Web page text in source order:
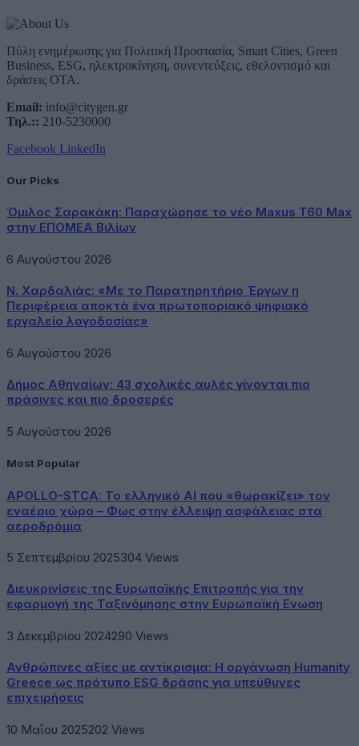
Πύλη ενημέρωσης για Πολιτική Προστασία, Smart Cities, Green
Business, ESG, ηλεκτροκίνηση, συνεντεύξεις, εθελοντισμό και
δράσεις ΟΤΑ.
Email: info@citygen.gr
Τηλ.:: 210-5230000
Facebook LinkedIn
Our Picks
Όμιλος Σαρακάκη: Παραχώρησε το νέο Maxus T60 Max
στην ΕΠΟΜΕΑ Βιλίων
6 Αυγούστου 2026
Ν. Χαρδαλιάς: «Με το Παρατηρητήριο Έργων η
Περιφέρεια αποκτά ένα πρωτοποριακό ψηφιακό
εργαλείο λογοδοσίας»
6 Αυγούστου 2026
Δήμος Αθηναίων: 43 σχολικές αυλές γίνονται πιο
πράσινες και πιο δροσερές
5 Αυγούστου 2026
Most Popular
APOLLO-STCA: Το ελληνικό AI που «θωρακίζει» τον
εναέριο χώρο – Φως στην έλλειψη ασφάλειας στα
αεροδρόμια
5 Σεπτεμβρίου 2025304 Views
Διευκρινίσεις της Ευρωπαϊκής Επιτροπής για την
εφαρμογή της Ταξινόμησης στην Ευρωπαϊκή Ενωση
3 Δεκεμβρίου 2024290 Views
Ανθρώπινες αξίες με αντίκρισμα: Η οργάνωση Humanity
Greece ως πρότυπο ESG δράσης για υπεύθυνες
επιχειρήσεις
10 Μαΐου 2025202 Views